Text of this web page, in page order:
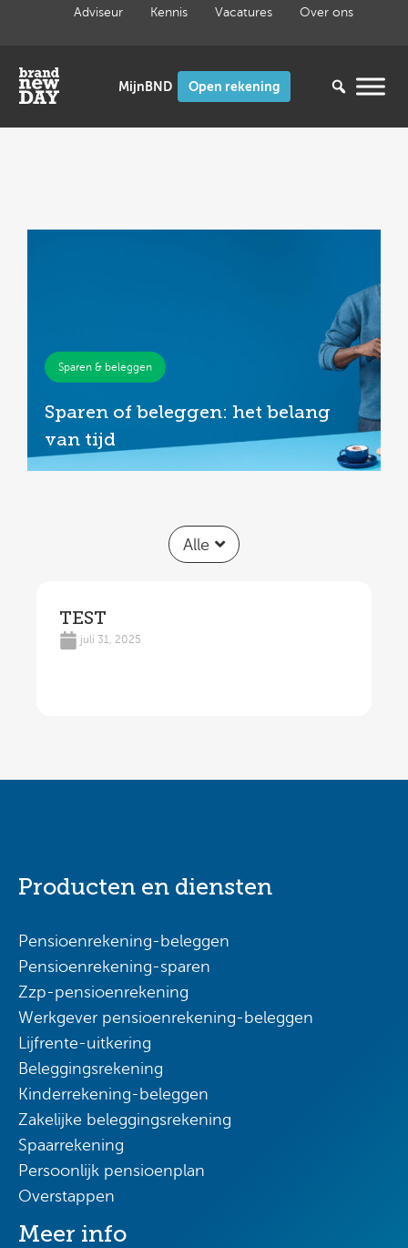
inhoud
Adviseur Kennis Vacatures Over ons
Open rekening
Sparen & beleggen
Sparen of beleggen: het belang
van tijd
Alle
TEST
juli 31, 2025
Producten en diensten
Pensioenrekening-beleggen
Pensioenrekening-sparen
Zzp-pensioenrekening
Werkgever pensioenrekening-beleggen
Lijfrente-uitkering
Beleggingsrekening
Kinderrekening-beleggen
Zakelijke beleggingsrekening
Spaarrekening
Persoonlijk pensioenplan
Overstappen
Meer info